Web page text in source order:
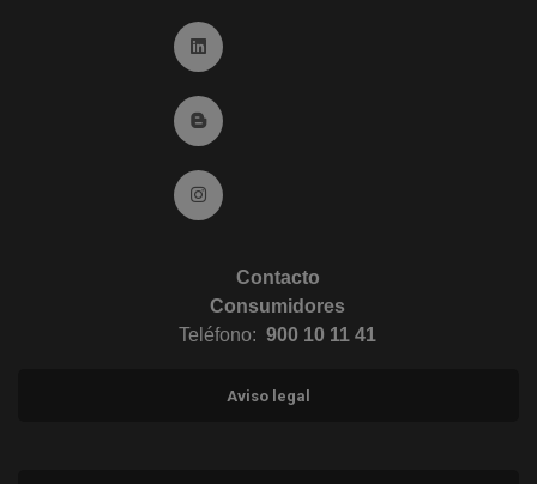
Ir a Linkedin (abre en ventana nueva)
Ir al Blog (abre en ventana nueva)
Ir a Instagram (abre en ventana nueva)
Contacto
Consumidores
Teléfono: 900 10 11 41
Aviso legal